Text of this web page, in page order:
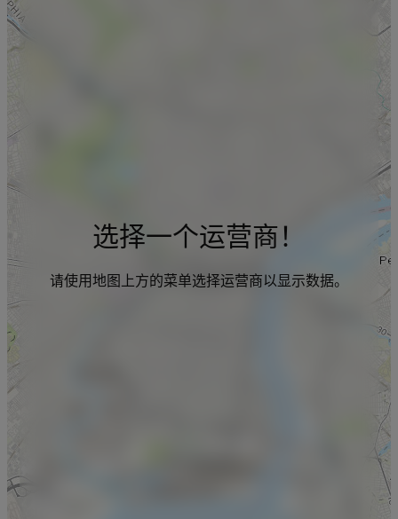
选择一个运营商！
请使用地图上方的菜单选择运营商以显示数据。